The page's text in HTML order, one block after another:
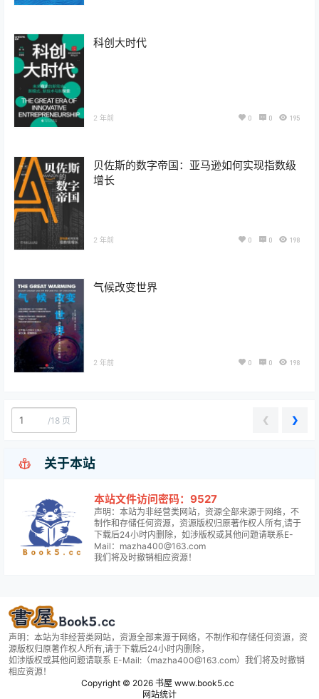
科创大时代
2 年前 0 0 195
贝佐斯的数字帝国：亚马逊如何实现指数级
增长
2 年前 0 0 198
气候改变世界
2 年前 0 0 198
/18 页 ❮ ❯
 关于本站
本站文件访问密码：9527
声明：本站为非经营类网站，资源全部来源于网络，不
制作和存储任何资源，资源版权归原著作权人所有,请于
下载后24小时内删除，如涉版权或其他问题请联系E-
Mail：mazha400@163.com
我们将及时撤销相应资源！
声明：本站为非经营类网站，资源全部来源于网络，不制作和存储任何资源，资
源版权归原著作权人所有,请于下载后24小时内删除，
如涉版权或其他问题请联系 E-Mail:（mazha400@163.com）我们将及时撤销
相应资源！
Copyright © 2026书屋 www.book5.cc
网站统计